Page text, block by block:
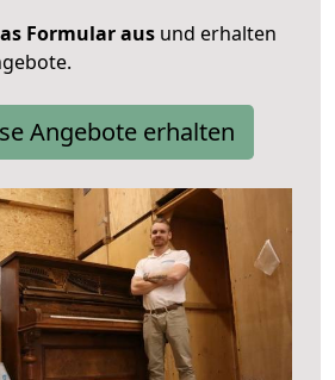
Formular aus und erhalten
Angebote erhalten